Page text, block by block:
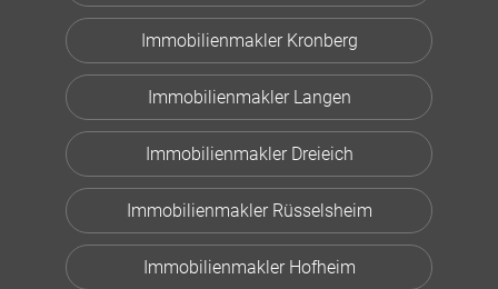
Immobilienmakler Kronberg
Immobilienmakler Langen
Immobilienmakler Dreieich
Immobilienmakler Rüsselsheim
Immobilienmakler Hofheim